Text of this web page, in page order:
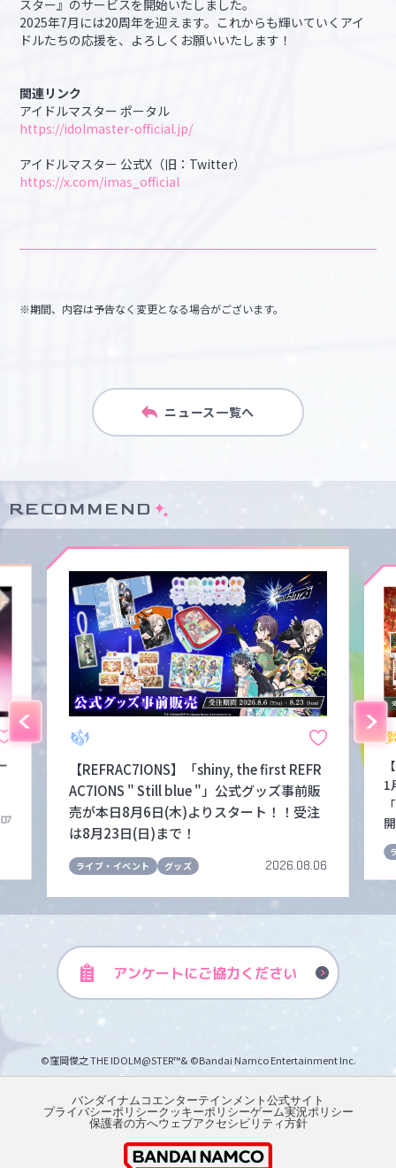
スター』のサービスを開始いたしました。
2025年7月には20周年を迎えます。これからも輝いていくアイ
ドルたちの応援を、よろしくお願いいたします！
関連リンク
アイドルマスター ポータル
https://idolmaster-official.jp/
アイドルマスター 公式X（旧：Twitter）
https://x.com/imas_official
※期間、内容は予告なく変更となる場合がございます。
ニュース一覧へ
RECOMMEND
【REFRAC7IONS】「shiny, the first REFR
AC7IONS " Still blue "」公式グッズ事前販
売が本日8月6日(木)よりスタート！！受注
は8月23日(日)まで！
ライブ・イベント グッズ 2026.08.06
1
アンケートにご協力ください
©窪岡俊之 THE IDOLM@STER™& ©Bandai Namco Entertainment Inc.
バンダイナムコエンターテインメント公式サイト
プライバシーポリシークッキーポリシーゲーム実況ポリシー
保護者の方へウェブアクセシビリティ方針